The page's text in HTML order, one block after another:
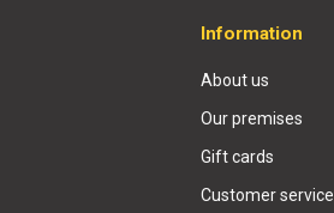
Information
About us
Our premises
Gift cards
Customer service